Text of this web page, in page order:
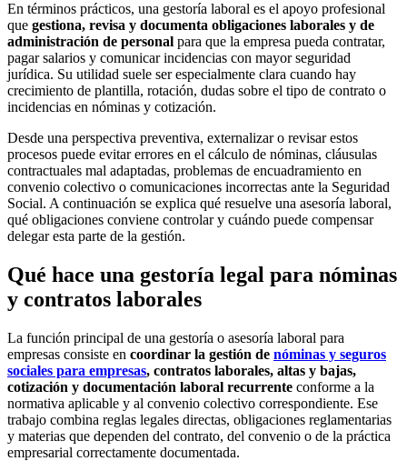
En términos prácticos, una gestoría laboral es el apoyo profesional
que gestiona, revisa y documenta obligaciones laborales y de
administración de personal para que la empresa pueda contratar,
pagar salarios y comunicar incidencias con mayor seguridad
jurídica. Su utilidad suele ser especialmente clara cuando hay
crecimiento de plantilla, rotación, dudas sobre el tipo de contrato o
incidencias en nóminas y cotización.
Desde una perspectiva preventiva, externalizar o revisar estos
procesos puede evitar errores en el cálculo de nóminas, cláusulas
contractuales mal adaptadas, problemas de encuadramiento en
convenio colectivo o comunicaciones incorrectas ante la Seguridad
Social. A continuación se explica qué resuelve una asesoría laboral,
qué obligaciones conviene controlar y cuándo puede compensar
delegar esta parte de la gestión.
Qué hace una gestoría legal para nóminas
y contratos laborales
La función principal de una gestoría o asesoría laboral para
empresas consiste en coordinar la gestión de nóminas y seguros
sociales para empresas, contratos laborales, altas y bajas,
cotización y documentación laboral recurrente conforme a la
normativa aplicable y al convenio colectivo correspondiente. Ese
trabajo combina reglas legales directas, obligaciones reglamentarias
y materias que dependen del contrato, del convenio o de la práctica
empresarial correctamente documentada.